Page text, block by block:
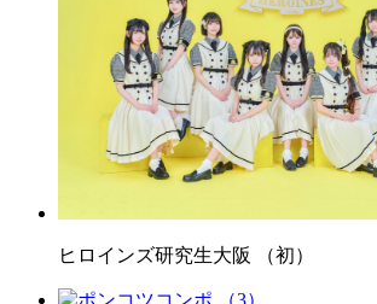
ヒロインズ研究生大阪 （初）